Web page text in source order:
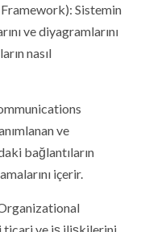
Sistemin
ve diyagramlarını
nasıl
ve
bağlantıların
içerir.
ticari ve iş ilişkilerini